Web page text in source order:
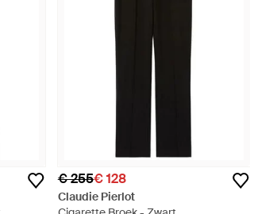
€ 255€ 128
Claudie Pierlot